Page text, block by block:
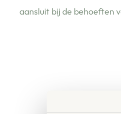
aansluit bij de behoeften